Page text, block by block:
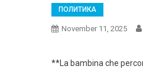
ПОЛИТИКА
November 11, 2025
**La bambina che